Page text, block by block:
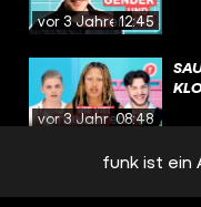
vor 3 Jahren12:45
vor 3 Jahren08:48
KLO
MIT
funk ist ein